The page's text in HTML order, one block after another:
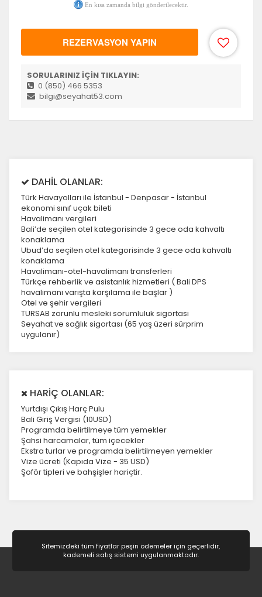
En kısa zamanda bilgi gönderilecektir.
REZERVASYON YAPIN
SORULARINIZ İÇİN TIKLAYIN:
0 (850) 466 5353
bilgi@seyahat53.com
DAHİL OLANLAR:
Türk Havayolları ile İstanbul - Denpasar - İstanbul
ekonomi sınıf uçak bileti
Havalimanı vergileri
Bali’de seçilen otel kategorisinde 3 gece oda kahvaltı
konaklama
Ubud’da seçilen otel kategorisinde 3 gece oda kahvaltı
konaklama
Havalimanı-otel-havalimanı transferleri
Türkçe rehberlik ve asistanlık hizmetleri ( Bali DPS
havalimanı varışta karşılama ile başlar )
Otel ve şehir vergileri
TURSAB zorunlu mesleki sorumluluk sigortası
Seyahat ve sağlık sigortası (65 yaş üzeri sürprim
uygulanır)
HARİÇ OLANLAR:
Yurtdışı Çıkış Harç Pulu
Bali Giriş Vergisi (10USD)
Programda belirtilmeye tüm yemekler
Şahsi harcamalar, tüm içecekler
Ekstra turlar ve programda belirtilmeyen yemekler
Vize ücreti (Kapıda Vize - 35 USD)
Şoför tipleri ve bahşişler hariçtir.
Sitemizdeki tüm fiyatlar peşin ödemeler için geçerlidir,
kademeli satış sistemi uygulanmaktadır.